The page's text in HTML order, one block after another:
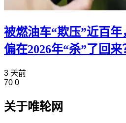
被燃油车“欺压”近百
偏在2026年“杀”了回来
3 天前
70 0
关于唯轮网